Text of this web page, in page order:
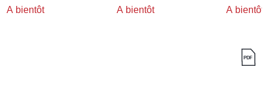
A bientôt
A bientôt
A bientôt